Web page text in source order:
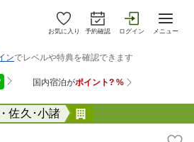
お気に入り 予約確認 ログイン メニュー
佐久･小諸